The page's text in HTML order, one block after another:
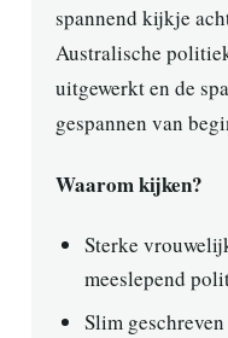
spannend kijkje
Australische
uitgewerkt en de
gespannen van
Waarom kijken?
Sterke
meeslepend
Slim